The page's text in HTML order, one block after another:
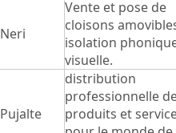
Neri
Vente et pose de
cloisons
isolation
visuelle.
Pujalte
distribution
professionnelle
produits et